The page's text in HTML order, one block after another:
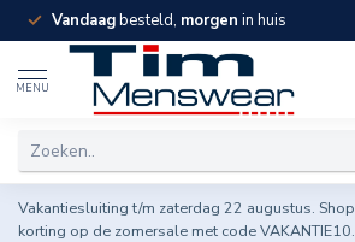
Vandaagbesteld, morgen in huis
MENU
Vakantiesluiting t/m zaterdag 22 augustus.
korting op de zomersale met code